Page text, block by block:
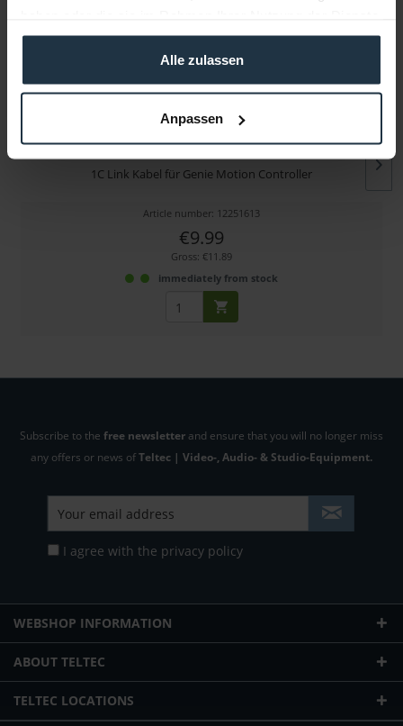
gesammelt haben.
Alle zulassen
Anpassen
1C Link Kabel für Genie Motion Controller
Article number: 12251613
€9.99
Gross: €11.89
immediately from stock
Subscribe to the free newsletter and ensure that you will no longer miss
any offers or news ofTeltec | Video-, Audio- & Studio-Equipment.
I agree with the privacy policy
WEBSHOP INFORMATION
ABOUT TELTEC
TELTEC LOCATIONS